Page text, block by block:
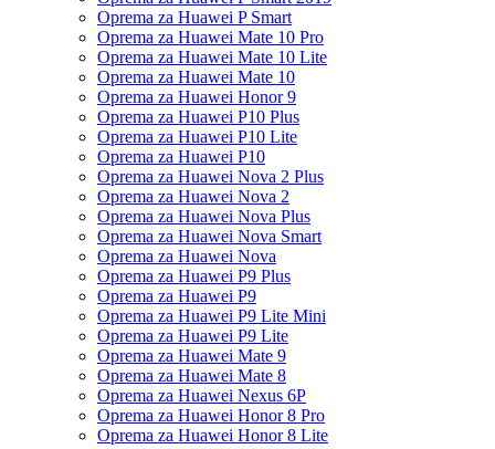
Oprema za Huawei P Smart
Oprema za Huawei Mate 10 Pro
Oprema za Huawei Mate 10 Lite
Oprema za Huawei Mate 10
Oprema za Huawei Honor 9
Oprema za Huawei P10 Plus
Oprema za Huawei P10 Lite
Oprema za Huawei P10
Oprema za Huawei Nova 2 Plus
Oprema za Huawei Nova 2
Oprema za Huawei Nova Plus
Oprema za Huawei Nova Smart
Oprema za Huawei Nova
Oprema za Huawei P9 Plus
Oprema za Huawei P9
Oprema za Huawei P9 Lite Mini
Oprema za Huawei P9 Lite
Oprema za Huawei Mate 9
Oprema za Huawei Mate 8
Oprema za Huawei Nexus 6P
Oprema za Huawei Honor 8 Pro
Oprema za Huawei Honor 8 Lite